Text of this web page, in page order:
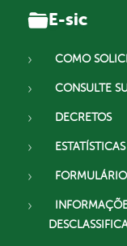
E-sic
COMO
CONSULTE
DECRETOS
ESTATÍSTICAS